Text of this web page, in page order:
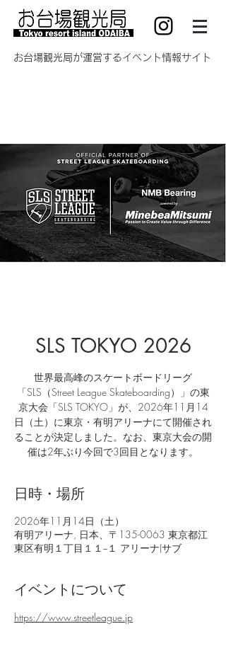
​お台場観光局が運営するイベント情報サイト
SLS TOKYO 2026
世界最高峰のスケートボードリーグ
「SLS（Street League Skateboarding）」の東
京大会「SLS TOKYO」が、2026年11月14
日（土）に東京・有明アリーナにて開催され
ることが決定しました。なお、東京大会の開
催は2年ぶり今回で3回目となります。
日時・場所
2026年11月14日（土）
有明アリーナ, 日本、〒135-0063 東京都江
東区有明１丁目１１−１ アリーナ(サブ
イベントについて
https://www.streetleague.jp